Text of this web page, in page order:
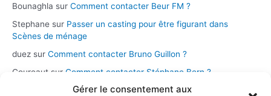
Gérer le consentement aux
Bounaghla sur Comment contacter Beur FM ?
Stephane sur Passer un casting pour être figurant dans
Scènes de ménage
duez sur Comment contacter Bruno Guillon ?
Coureaut sur Comment contacter Stéphane Bern ?
Comment contacter la chaîne Novo 19 ?